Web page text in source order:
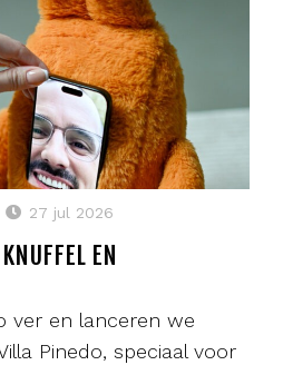
27 jul 2026
EN
ver en lanceren we
Pinedo, speciaal voor